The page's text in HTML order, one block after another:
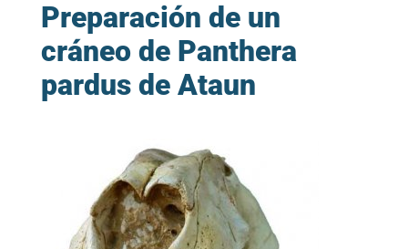
Preparación de un
cráneo de Panthera
pardus de Ataun